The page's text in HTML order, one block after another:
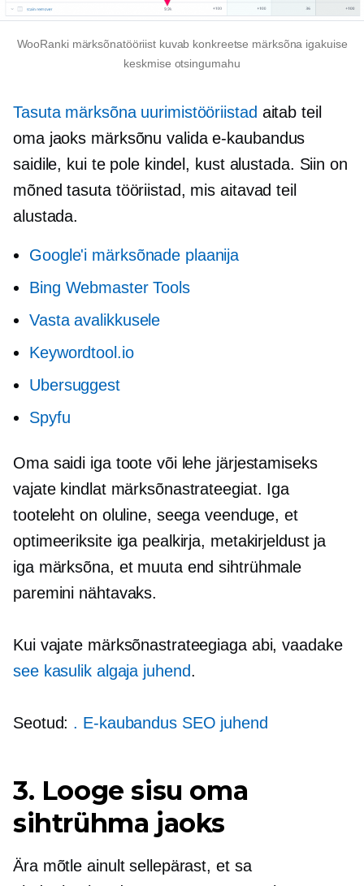
WooRanki märksõnatööriist kuvab konkreetse märksõna igakuise
keskmise otsingumahu
Tasuta märksõna uurimistööriistad aitab teil
oma jaoks märksõnu validae-kaubandus
saidile, kui te pole kindel, kust alustada. Siin on
mõned tasuta tööriistad, mis aitavad teil
alustada.
Google'i märksõnade plaanija
Bing Webmaster Tools
Vasta avalikkusele
Keywordtool.io
Ubersuggest
Spyfu
Oma saidi iga toote või lehe järjestamiseks
vajate kindlat märksõnastrateegiat. Iga
tooteleht on oluline, seega veenduge, et
optimeeriksite iga pealkirja, metakirjeldust ja
iga märksõna, et muuta end sihtrühmale
paremini nähtavaks.
Kui vajate märksõnastrateegiaga abi, vaadake
see kasulik algaja juhend.
Seotud: . E-kaubandusSEO juhend
3. Looge sisu oma
sihtrühma jaoks
Ära mõtle ainult sellepärast, et sa